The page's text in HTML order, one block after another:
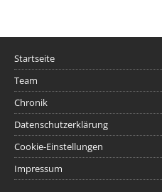
Startseite
Team
Chronik
Datenschutzerklärung
Cookie-Einstellungen
Impressum